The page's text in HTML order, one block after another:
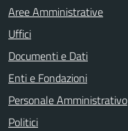
Aree Amministrative
Uffici
Documenti e Dati
Enti e Fondazioni
Personale Amministrativo
Politici